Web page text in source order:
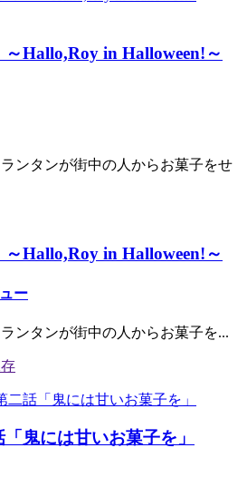
Hallo,Roy in Halloween!～
ンタンが街中の人からお菓子をせ
Hallo,Roy in Halloween!～
ー
ンタンが街中の人からお菓子を...
鬼には甘いお菓子を」